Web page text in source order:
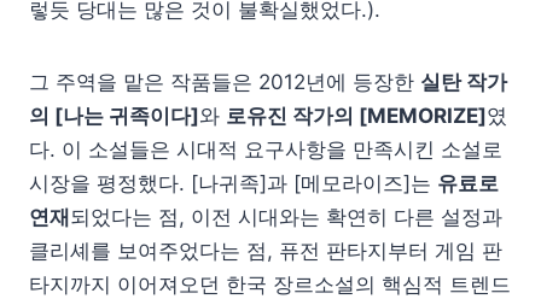
렇듯 당대는 많은 것이 불확실했었다.).
그 주역을 맡은 작품들은 2012년에 등장한 실탄 작가
의 [나는 귀족이다]와 로유진 작가의 [MEMORIZE]였
다. 이 소설들은 시대적 요구사항을 만족시킨 소설로
시장을 평정했다. [나귀족]과 [메모라이즈]는 유료로
연재 되었다는 점, 이전 시대와는 확연히 다른 설정과
클리셰를 보여주었다는 점, 퓨전 판타지부터 게임 판
타지까지 이어져오던 한국 장르소설의 핵심적 트렌드